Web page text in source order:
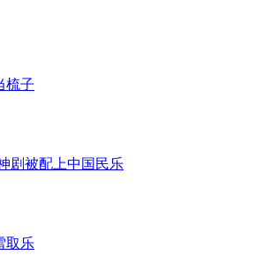
老人 痛下狠手拳打脚踢
政治霸凌主义
言论片面不公正
梳子
剧被配上中国民乐
取乐